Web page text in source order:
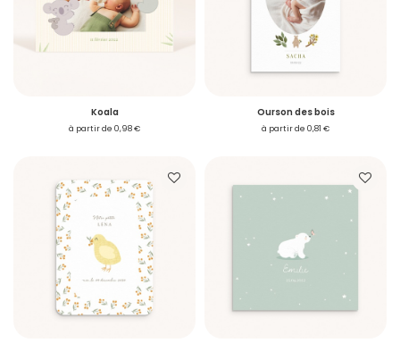
Koala
à partir de 0,98 €
Ourson des bois
à partir de 0,81 €
Je créé mon compte